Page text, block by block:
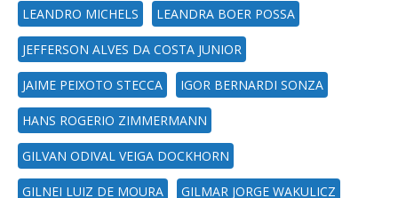
LEANDRO MICHELS LEANDRA BOER POSSA
JEFFERSON ALVES DA COSTA JUNIOR
JAIME PEIXOTO STECCA IGOR BERNARDI SONZA
HANS ROGERIO ZIMMERMANN
GILVAN ODIVAL VEIGA DOCKHORN
GILNEI LUIZ DE MOURA GILMAR JORGE WAKULICZ